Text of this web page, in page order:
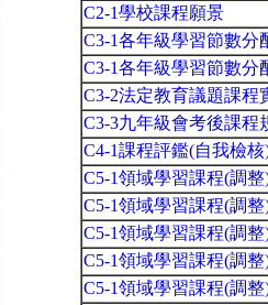
C2-1學校課程願景
C3-1各年級學習節數分
C3-1各年級學習節數分
C3-2法定教育議題課程
C3-3九年級會考後課程
C4-1課程評鑑(自我檢
C5-1領域學習課程(調
C5-1領域學習課程(調
C5-1領域學習課程(調
C5-1領域學習課程(調
C5-1領域學習課程(調